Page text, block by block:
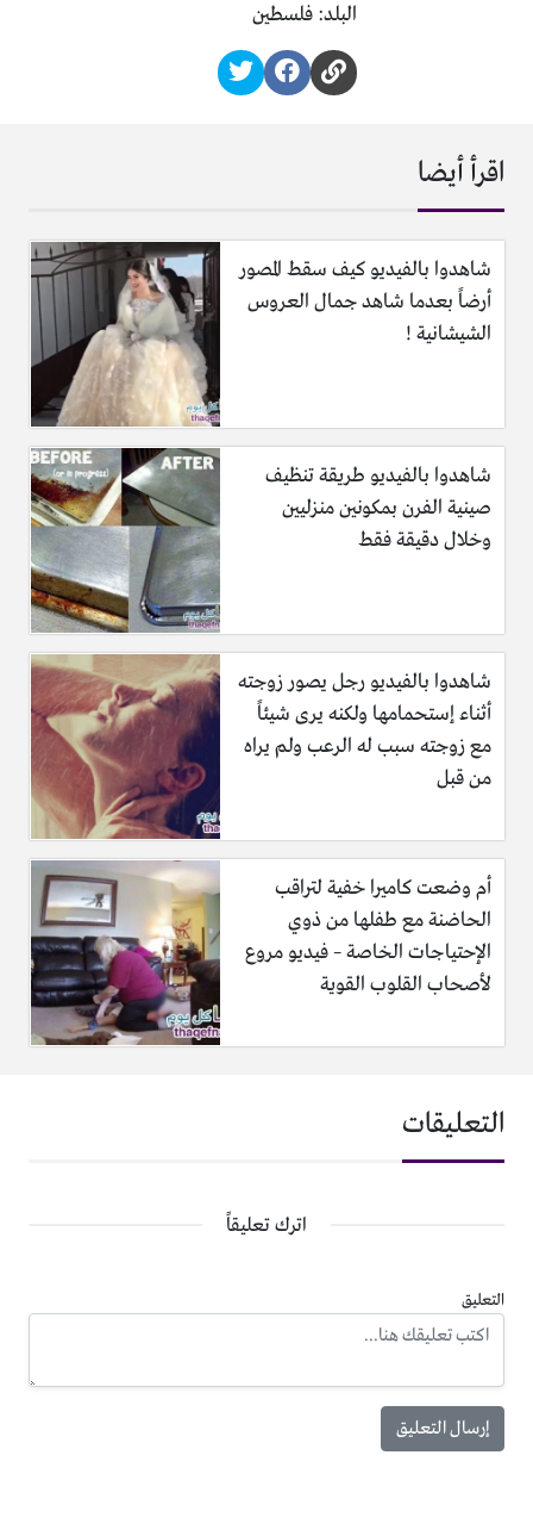
البلد: فلسطين
اقرأ أيضا
شاهدوا بالفيديو كيف سقط المصور
أرضاً بعدما شاهد جمال العروس
الشيشانية !
شاهدوا بالفيديو طريقة تنظيف
صينية الفرن بمكونين منزليين
وخلال دقيقة فقط
شاهدوا بالفيديو رجل يصور زوجته
أثناء إستحمامها ولكنه يرى شيئاً
مع زوجته سبب له الرعب ولم يراه
من قبل
أم وضعت كاميرا خفية لتراقب
الحاضنة مع طفلها من ذوي
الإحتياجات الخاصة – فيديو مروع
لأصحاب القلوب القوية
التعليقات
اترك تعليقاً
التعليق